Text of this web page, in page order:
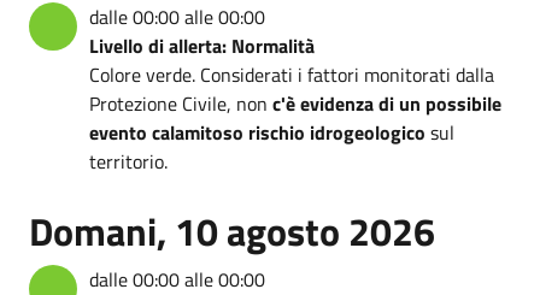
dalle 00:00 alle 00:00
Livello di allerta: Normalità
Colore verde. Considerati i fattori monitorati dalla
Protezione Civile, non c'è evidenza di un possibile
evento calamitoso rischio idrogeologico sul
territorio.
Domani, 10 agosto 2026
dalle 00:00 alle 00:00